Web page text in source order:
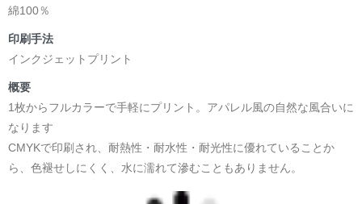
綿100％
印刷手法
インクジェットプリント
概要
1枚からフルカラーで手軽にプリント。アパレル風の自然な風合いに
なります
CMYKで印刷され、耐熱性・耐水性・耐光性に優れていることか
ら、色褪せしにくく、水に濡れて滲むこともありません。